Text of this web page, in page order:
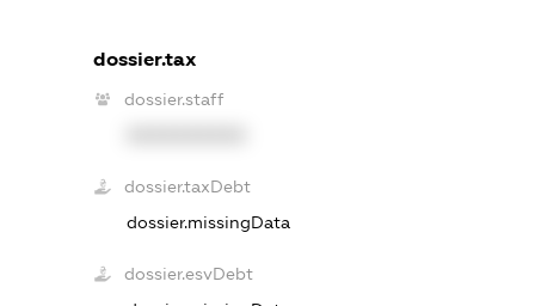
dossier.tax
dossier.staff
dossier.taxDebt
dossier.missingData
dossier.esvDebt